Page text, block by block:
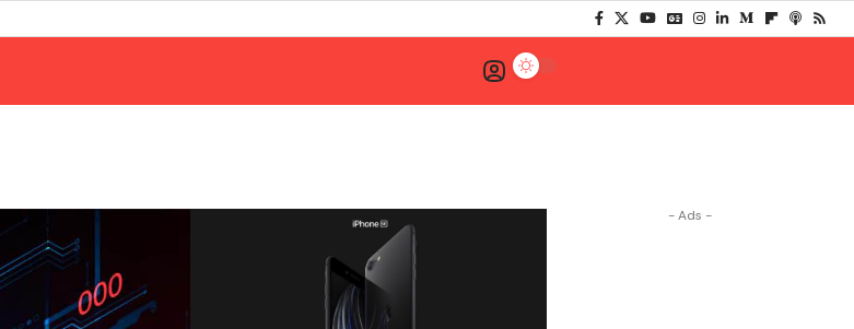
- Ads -